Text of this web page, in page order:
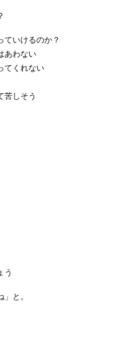
ていけるのか？
あわない
てくれない
苦しそう
う
と。